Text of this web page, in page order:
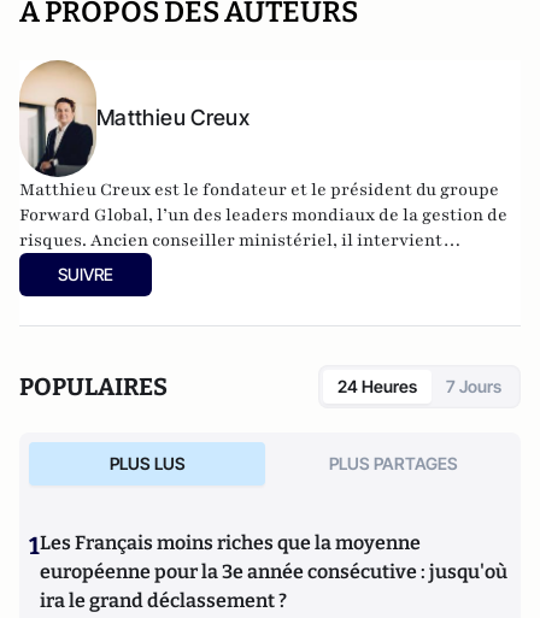
A PROPOS DES AUTEURS
Matthieu Creux
Matthieu Creux est le fondateur et le président du groupe
Forward Global, l’un des leaders mondiaux de la gestion de
risques. Ancien conseiller ministériel, il intervient
aujourd’hui sur des problématiques de gestion de l’hostilité
et de lutte contre la criminalité. Il est l’auteur des
SUIVRE
POPULAIRES 24 Heures 7 Jours
PLUS LUS PLUS PARTAGES
1Les Français moins riches que la moyenne
européenne pour la 3e année consécutive : jusqu'où
ira le grand déclassement ?